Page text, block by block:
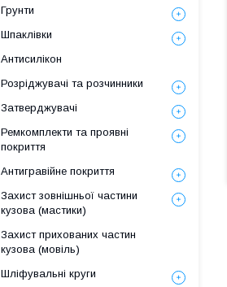
Грунти
Шпаклівки
Антисилікон
Розріджувачі та розчинники
Затверджувачі
Ремкомплекти та проявні
покриття
Антигравійне покриття
Захист зовнішньої частини
кузова (мастики)
Захист прихованих частин
кузова (мовіль)
Шліфувальні круги